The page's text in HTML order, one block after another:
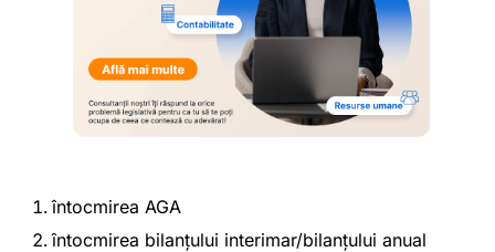
întocmirea AGA
întocmirea bilanțului interimar/bilanțului anual